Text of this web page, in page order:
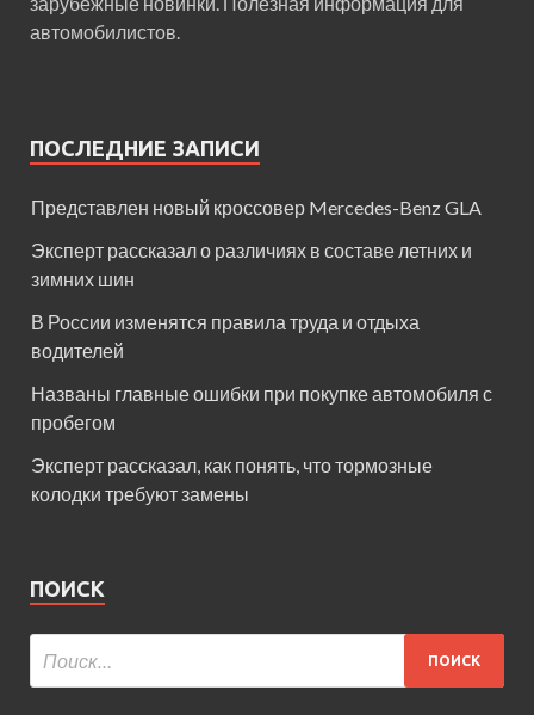
автомобилистов.
ПОСЛЕДНИЕ ЗАПИСИ
Представлен новый кроссовер Mercedes-Benz GLA
Эксперт рассказал о различиях в составе летних и
зимних шин
В России изменятся правила труда и отдыха
водителей
Названы главные ошибки при покупке автомобиля с
пробегом
Эксперт рассказал, как понять, что тормозные
колодки требуют замены
ПОИСК